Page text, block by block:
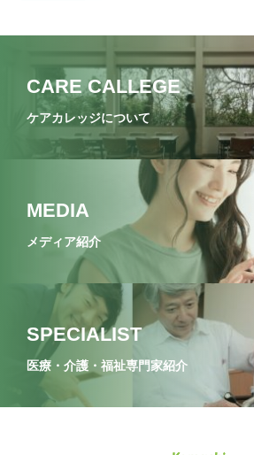
CARE CALLEGE
ケアカレッジについて
MEDIA
メディア紹介
SPECIALIST
医療・介護・福祉専門家紹介